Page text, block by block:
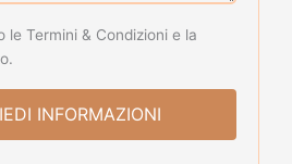
Termini & Condizioni e la
INFORMAZIONI